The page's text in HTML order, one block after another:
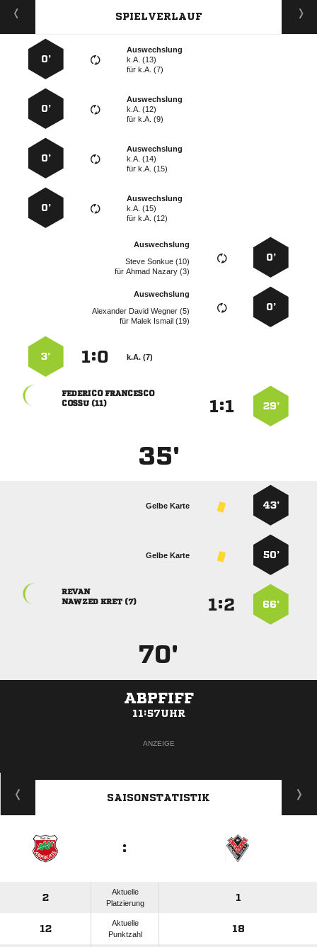
SPIELVERLAUF
Auswechslung
k.A. (13)
fürk.A. (7)
0’
Auswechslung
k.A. (12)
fürk.A. (9)
0’
Auswechslung
k.A. (14)
fürk.A. (15)
0’
Auswechslung
k.A. (15)
fürk.A. (12)
0’
0’
Auswechslung
  
für  
0’
Auswechslung
   
für   
k.A. (7)
:
3’
29’
:
 
 
35'
43’
Gelbe Karte
50’
Gelbe Karte
66’
:

  
70'
ABPFIFF
11:57UHR
ANZEIGE
SAISONSTATISTIK
:
2
Aktuelle
Platzierung
1
12
Aktuelle
Punktzahl
18